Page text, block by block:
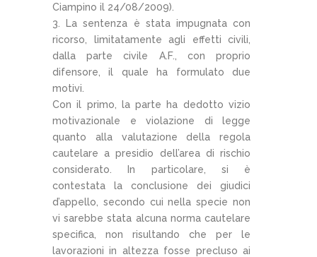
Ciampino il 24/08/2009).
3. La sentenza è stata impugnata con
ricorso, limitatamente agli effetti civili,
dalla parte civile A.F., con proprio
difensore, il quale ha formulato due
motivi.
Con il primo, la parte ha dedotto vizio
motivazionale e violazione di legge
quanto alla valutazione della regola
cautelare a presidio dell’area di rischio
considerato. In particolare, si è
contestata la conclusione dei giudici
d’appello, secondo cui nella specie non
vi sarebbe stata alcuna norma cautelare
specifica, non risultando che per le
lavorazioni in altezza fosse precluso ai